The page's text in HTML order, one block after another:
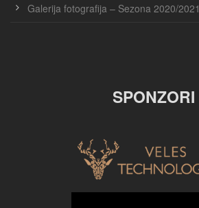
Galerija fotografija – Sezona 2020/2021
SPONZORI